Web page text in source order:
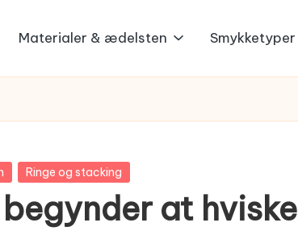
Materialer & ædelsten Smykketyper
Ringe og stacking
at hviske